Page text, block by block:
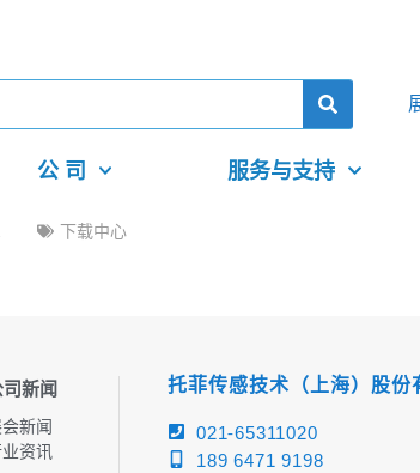
公 司 服务与支持
下载中心
新闻
新闻
资讯
托菲传感技术（上海）股份
021-65311020
189 6471 9198